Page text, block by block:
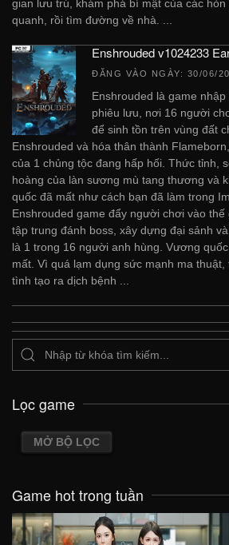
gian lưu trú, khám phá bí mật của các
quanh, rồi tìm đường về nhà. ...
Enshrouded v1024233
ĐĂNG VÀO NGÀY: 30/06/
Enshrouded là game
phiêu lưu, nơi 16 người
để sinh tồn trên vùng đất
Enshrouded và hóa thân thành
của 1 chủng tộc đang hấp hối. Thức tỉnh,
hoàng của làn sương mù tang thương và
quốc đã mất như cách bạn đã làm trong
Enshrouded game đẩy người chơi vào
tập trung đánh boss, xây dựng đại sảnh
là 1 trong 16 người anh hùng. Vương
mất. Vì quá lạm dụng sức mạnh ma
tình tạo ra dịch bệnh ...
Lọc game
MỞ BỘ LỌC
Game hot trong tuần